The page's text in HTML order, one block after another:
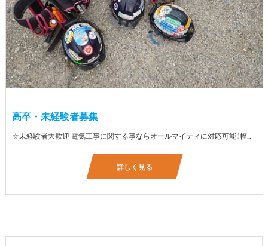
高卒・未経験者募集
☆未経験者大歓迎 電気工事に関する事ならオールマイティに対応可能‼幅広く技術を身に付けて頂けます（室内配線・室外配線、スイッチコンセント取付け、照明器具取付け、配電盤取付け、エアコン取付け、LANケーブル配線、アンテナ取付けなど） 先輩社員が一から指導を行うため未経験の方でも安心して働いていただけます♪ ☆資格支援制度あり 実績があるからこそ社内で教習と経験を積んでいただくことで資格を当社で発行できることができます。 【工具支給致します】 また新品工具と新品作業服を完全支給を致します。 高品質の作業服と工具入社してくれた方には支給致します♪
詳しく見る